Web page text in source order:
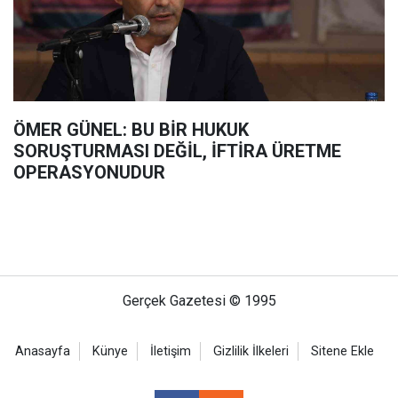
ÖMER GÜNEL: BU BİR HUKUK
SORUŞTURMASI DEĞİL, İFTİRA ÜRETME
OPERASYONUDUR
Gerçek Gazetesi © 1995
Anasayfa Künye İletişim Gizlilik İlkeleri Sitene Ekle